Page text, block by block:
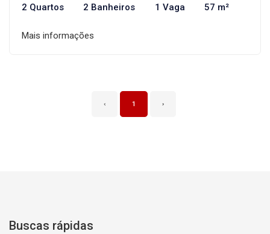
2 Quartos 2 Banheiros 1 Vaga 57 m²
Mais informações
‹ 1 ›
Buscas rápidas